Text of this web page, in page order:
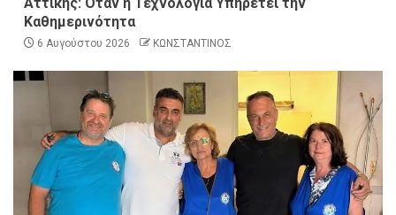
Καθημερινότητα
6 Αυγούστου 2026 ΚΩΝΣΤΑΝΤΙΝΟΣ